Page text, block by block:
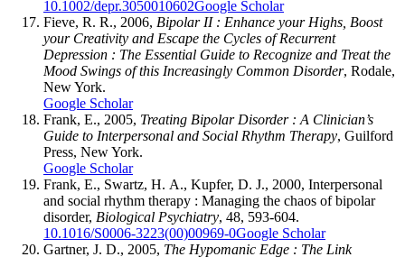
10.1002/depr.3050010602Google Scholar
Fieve, R. R., 2006, Bipolar II : Enhance your Highs, Boost
your Creativity and Escape the Cycles of Recurrent
Depression : The Essential Guide to Recognize and Treat the
Mood Swings of this Increasingly Common Disorder, Rodale,
New York.
Google Scholar
Frank, E., 2005, Treating Bipolar Disorder : A Clinician’s
Guide to Interpersonal and Social Rhythm Therapy, Guilford
Press, New York.
Google Scholar
Frank, E., Swartz, H. A., Kupfer, D. J., 2000, Interpersonal
and social rhythm therapy : Managing the chaos of bipolar
disorder, Biological Psychiatry, 48, 593-604.
10.1016/S0006-3223(00)00969-0Google Scholar
Gartner, J. D., 2005, The Hypomanic Edge : The Link